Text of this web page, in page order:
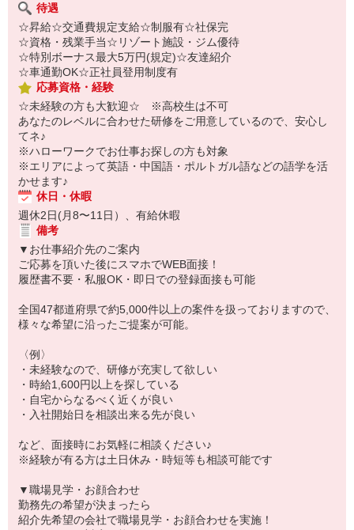
待遇
☆昇給☆交通費規定支給☆制服有☆社保完
☆資格・残業手当☆リゾート施設・ジム優待
☆特別ボーナス最大5万円(規定)☆友達紹介
☆車通勤OK☆正社員登用制度有
応募資格・経験
☆未経験の方も大歓迎☆ ※高校生は不可
あなたのレベルに合わせた研修をご用意しているので、安心し
てネ♪
※ハローワークでお仕事お探しの方も対象
※エリアによって英語・中国語・ポルトガル語などの語学を活
かせます♪
休日・休暇
週休2日(月8〜11日）、有給休暇
備考
▼お仕事紹介先のご案内
ご応募を頂いた後にスマホでWEB面接！
履歴書不要・私服OK・即日での登録面接も可能
全国47都道府県で約5,000件以上の案件を扱っておりますので、
様々な希望に沿ったご提案が可能。
〈例〉
・未経験なので、研修が充実して欲しい
・時給1,600円以上を探している
・自宅からなるべく近くが良い
・入社開始日を相談出来る先が良い
など、面接時にお気軽に相談ください♪
※経験が有る方は土日休み・時短等も相談可能です
▼職場見学・お顔合わせ
勤務先の希望が決まったら
紹介先希望の会社で職場見学・お顔合わせを実施！